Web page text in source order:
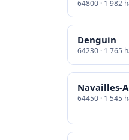
64800 · 1 982
Denguin
64230 · 1 765
Navailles-
64450 · 1 545